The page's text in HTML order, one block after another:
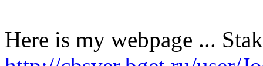
Here is my webpage ...